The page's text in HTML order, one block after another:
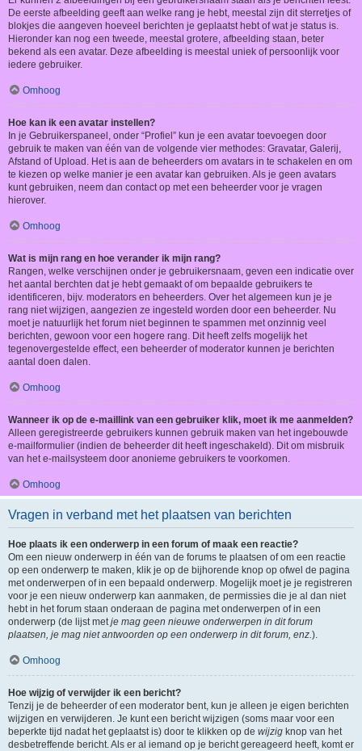
De eerste afbeelding geeft aan welke rang je hebt, meestal zijn dit sterretjes of
blokjes die aangeven hoeveel berichten je geplaatst hebt of wat je status is.
Hieronder kan nog een tweede, meestal grotere, afbeelding staan, beter
bekend als een avatar. Deze afbeelding is meestal uniek of persoonlijk voor
iedere gebruiker.
Omhoog
Hoe kan ik een avatar instellen?
In je Gebruikerspaneel, onder “Profiel” kun je een avatar toevoegen door
gebruik te maken van één van de volgende vier methodes: Gravatar, Galerij,
Afstand of Upload. Het is aan de beheerders om avatars in te schakelen en om
te kiezen op welke manier je een avatar kan gebruiken. Als je geen avatars
kunt gebruiken, neem dan contact op met een beheerder voor je vragen
hierover.
Omhoog
Wat is mijn rang en hoe verander ik mijn rang?
Rangen, welke verschijnen onder je gebruikersnaam, geven een indicatie over
het aantal berchten dat je hebt gemaakt of om bepaalde gebruikers te
identificeren, bijv. moderators en beheerders. Over het algemeen kun je je
rang niet wijzigen, aangezien ze ingesteld worden door een beheerder. Nu
moet je natuurlijk het forum niet beginnen te spammen met onzinnig veel
berichten, gewoon voor een hogere rang. Dit heeft zelfs mogelijk het
tegenovergestelde effect, een beheerder of moderator kunnen je berichten
aantal doen dalen.
Omhoog
Wanneer ik op de e-maillink van een gebruiker klik, moet ik me aanmelden?
Alleen geregistreerde gebruikers kunnen gebruik maken van het ingebouwde
e-mailformulier (indien de beheerder dit heeft ingeschakeld). Dit om misbruik
van het e-mailsysteem door anonieme gebruikers te voorkomen.
Omhoog
Vragen in verband met het plaatsen van berichten
Hoe plaats ik een onderwerp in een forum of maak een reactie?
Om een nieuw onderwerp in één van de forums te plaatsen of om een reactie
op een onderwerp te maken, klik je op de bijhorende knop op ofwel de pagina
met onderwerpen of in een bepaald onderwerp. Mogelijk moet je je registreren
voor je een nieuw onderwerp kan aanmaken, de permissies die je al dan niet
hebt in het forum staan onderaan de pagina met onderwerpen of in een
onderwerp (de lijst metje mag geen nieuwe onderwerpen in dit forum
plaatsen, je mag niet antwoorden op een onderwerp in dit forum, enz.).
Omhoog
Hoe wijzig of verwijder ik een bericht?
Tenzij je de beheerder of een moderator bent, kun je alleen je eigen berichten
wijzigen en verwijderen. Je kunt een bericht wijzigen (soms maar voor een
beperkte tijd nadat het geplaatst is) door te klikken op de wijzig knop van het
desbetreffende bericht. Als er al iemand op je bericht gereageerd heeft, komt er